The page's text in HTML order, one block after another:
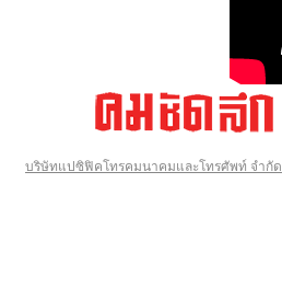
บริษัทแปซิฟิคโทรคมนาคมและโทรศัพท์ จำกัด